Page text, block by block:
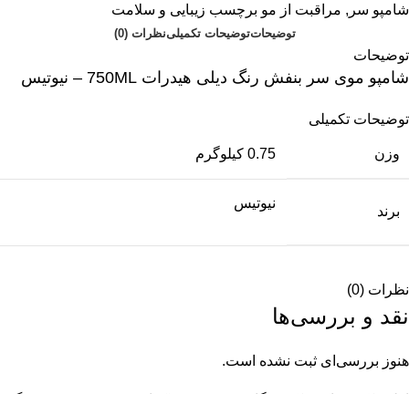
شامپو سر , مراقبت از مو برچسب زیبایی و سلامت
توضیحاتتوضیحات تکمیلینظرات (0)
توضیحات
شامپو موی سر بنفش رنگ دیلی هیدرات 750ML – نیوتیس
توضیحات تکمیلی
وزن 0.75 کیلوگرم
برند
نیوتیس
نظرات (0)
نقد و بررسی‌ها
هنوز بررسی‌ای ثبت نشده است.